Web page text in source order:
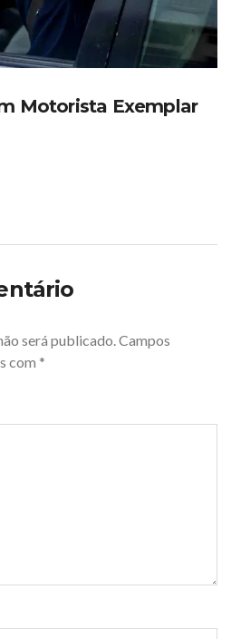
Motorista Exemplar
será publicado.Campos
com *